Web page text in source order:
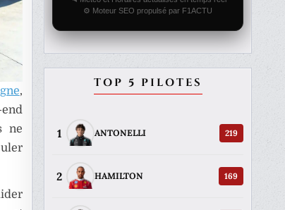
,
ne
⚙️ Moteur SEO propulsé par F1ACTU
TOP 5 PILOTES
1 ANTONELLI 219
2 HAMILTON 169